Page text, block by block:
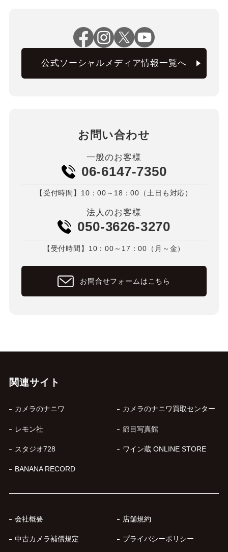
公式ソーシャルメディア情報一覧へ
お問い合わせ
一般のお客様
06-6147-7350
【受付時間】10：00～18：00（土日も対応）
法人のお客様
050-3626-3270
【受付時間】10：00～17：00（月～金）
お問合せフォームはこちら
関連サイト
カメラのナニワ カメラのナニワ買取センター
レモン社 節目写真館
スタジオ728 ワイン蔵 ONLINE STORE
BANANA RECORD
会社概要 店舗規約
中古カメラ補償規定 プライバシーポリシー